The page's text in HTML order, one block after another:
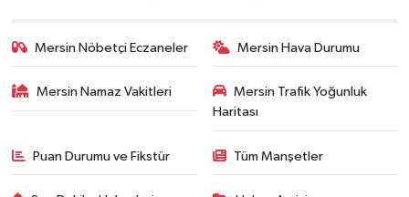
Mersin Nöbetçi Eczaneler Mersin Hava Durumu
Mersin Namaz Vakitleri
Mersin Trafik Yoğunluk
Haritası
Puan Durumu ve Fikstür Tüm Manşetler